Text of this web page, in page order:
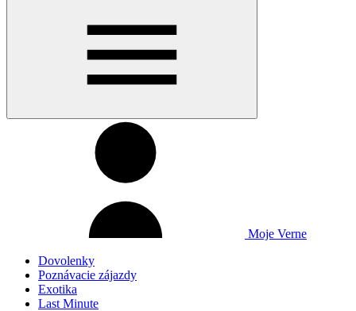
Moje Verne
Dovolenky
Poznávacie zájazdy
Exotika
Last Minute